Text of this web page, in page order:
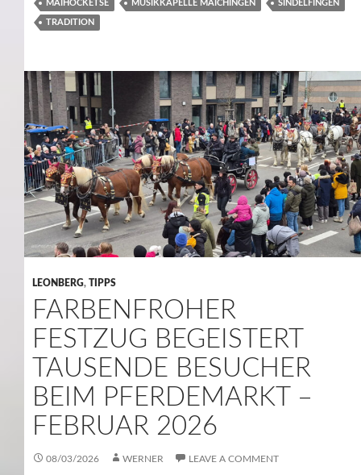
MAIHOCKETSE MUSIKKAPELLE MAICHINGEN SINDELFINGEN
TRADITION
LEONBERG, TIPPS
FARBENFROHER
FESTZUG BEGEISTERT
TAUSENDE BESUCHER
BEIM PFERDEMARKT –
FEBRUAR 2026
08/03/2026 WERNER LEAVE A COMMENT